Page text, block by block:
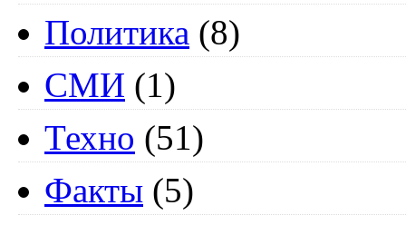
Политика (8)
СМИ (1)
Техно (51)
Факты (5)